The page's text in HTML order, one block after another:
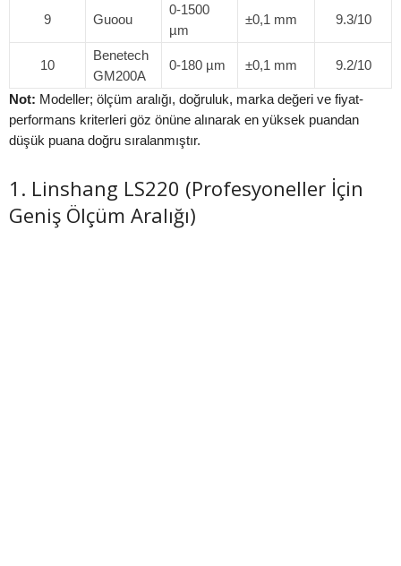
9 Guoou
0-1500
µm
±0,1 mm 9.3/10
10
Benetech
GM200A
0-180 µm ±0,1 mm 9.2/10
Not: Modeller; ölçüm aralığı, doğruluk, marka değeri ve fiyat-
performans kriterleri göz önüne alınarak en yüksek puandan
düşük puana doğru sıralanmıştır.
1. Linshang LS220 (Profesyoneller İçin
Geniş Ölçüm Aralığı)